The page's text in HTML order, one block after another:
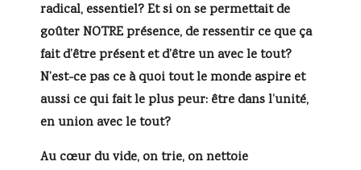
radical, essentiel? Et si on se permettait de
goûter NOTRE présence, de ressentir ce que ça
fait d’être présent et d’être un avec le tout?
N’est-ce pas ce à quoi tout le monde aspire et
aussi ce qui fait le plus peur: être dans l’unité,
en union avec le tout?
Au cœur du vide, on trie, on nettoie